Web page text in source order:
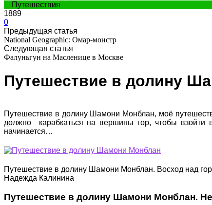
Путешествия
1889
0
Предыдущая статья
National Geographic: Омар-монстр
Следующая статья
Фалуньгун на Масленице в Москве
Путешествие в долину
Путешествие в долину Шамони Монблан, моё
должно карабкаться на вершины гор, чтобы
начинается…
Путешествие в долину Шамони Монблан. Восход над
Надежда Калинина
Путешествие в долину Шамони Монблан.